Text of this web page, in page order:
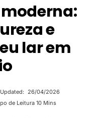
e
lar em
Updated: 26/04/2026
de Leitura 10 Mins